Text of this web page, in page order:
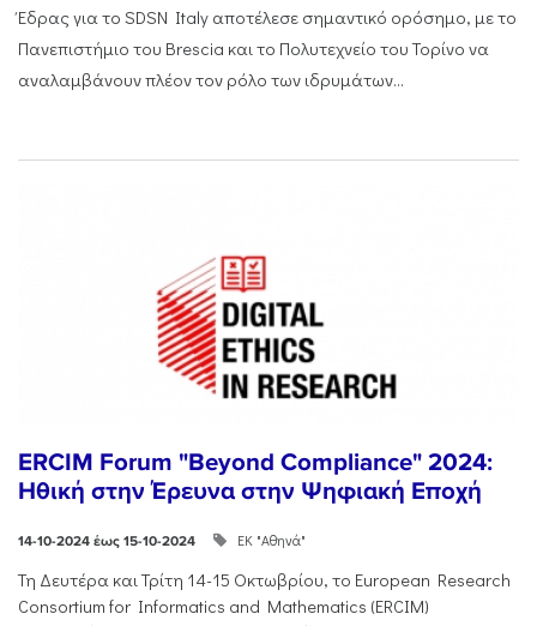
Έδρας για το SDSN Italy αποτέλεσε σημαντικό ορόσημο, με το
Πανεπιστήμιο του Brescia και το Πολυτεχνείο του Τορίνο να
αναλαμβάνουν πλέον τον ρόλο των ιδρυμάτων...
ERCIM Forum "Beyond Compliance" 2024:
Ηθική στην Έρευνα στην Ψηφιακή Εποχή
14-10-2024 έως 15-10-2024 ΕΚ "Αθηνά"
Τη Δευτέρα και Τρίτη 14-15 Οκτωβρίου, το European Research
Consortium for Informatics and Mathematics (ERCIM)